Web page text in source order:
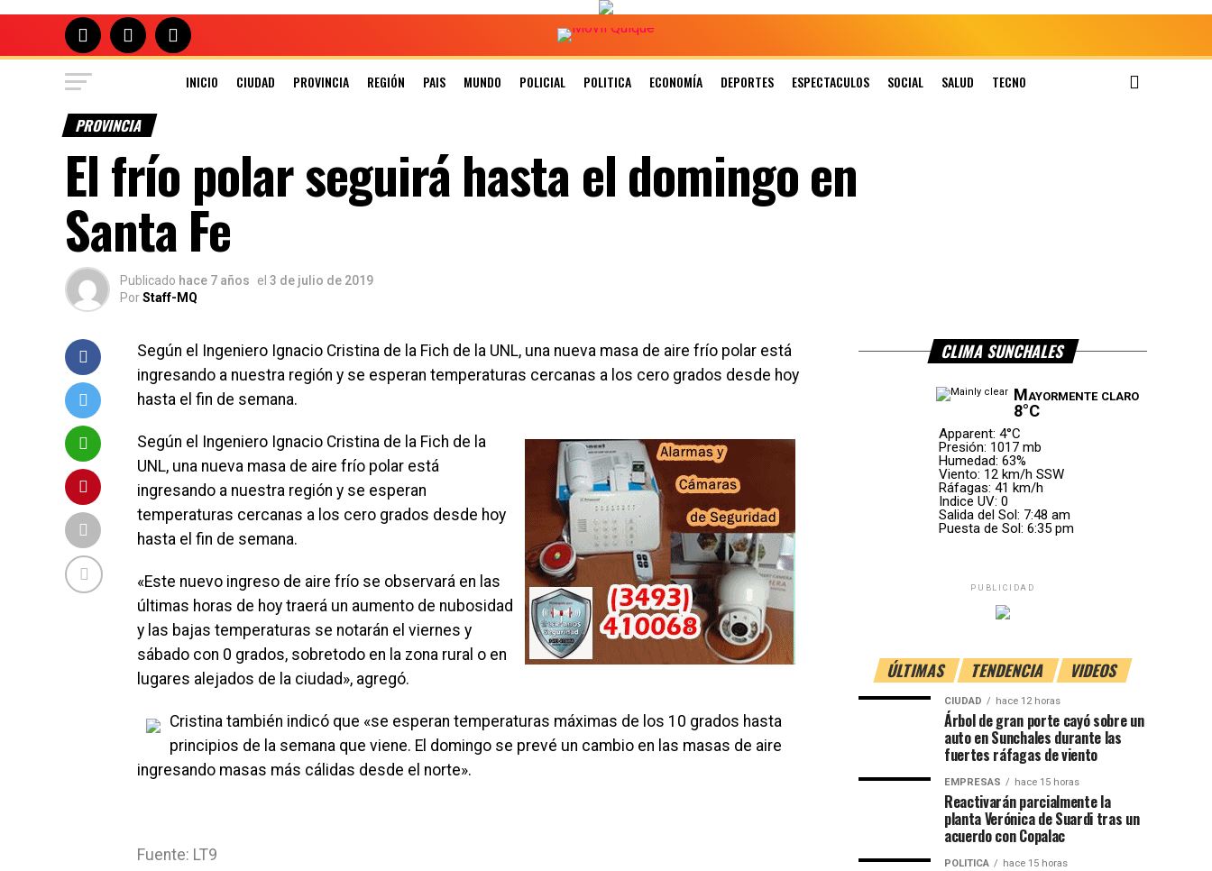
INICIO CIUDAD PROVINCIA REGIÓN PAIS MUNDO POLICIAL POLITICA ECONOMÍA DEPORTES ESPECTACULOS SOCIAL SALUD TECNO
PROVINCIA
El frío polar seguirá hasta el domingo en
Santa Fe
Publicado hace 7 años el 3 de julio de 2019
PorStaff-MQ
Según el Ingeniero Ignacio Cristina de la Fich de la UNL, una nueva masa de aire frío polar está
ingresando a nuestra región y se esperan temperaturas cercanas a los cero grados desde hoy
hasta el fin de semana.
Según el Ingeniero Ignacio Cristina de la Fich de la
UNL, una nueva masa de aire frío polar está
ingresando a nuestra región y se esperan
temperaturas cercanas a los cero grados desde hoy
hasta el fin de semana.
«Este nuevo ingreso de aire frío se observará en las
últimas horas de hoy traerá un aumento de nubosidad
y las bajas temperaturas se notarán el viernes y
sábado con 0 grados, sobretodo en la zona rural o en
lugares alejados de la ciudad», agregó.
Cristina también indicó que «se esperan temperaturas máximas de los 10 grados hasta
principios de la semana que viene. El domingo se prevé un cambio en las masas de aire
ingresando masas más cálidas desde el norte».
Fuente: LT9
CLIMA SUNCHALES
Mayormente claro
8°C
Apparent: 4°C
Presión: 1017 mb
Humedad: 63%
Viento: 12 km/h SSW
Ráfagas: 41 km/h
Indice UV: 0
Salida del Sol: 7:48 am
Puesta de Sol: 6:35 pm
PUBLICIDAD
ÚLTIMAS TENDENCIA VIDEOS
CIUDAD hace 12 horas
Árbol de gran porte cayó sobre un
auto en Sunchales durante las
fuertes ráfagas de viento
EMPRESAS hace 15 horas
Reactivarán parcialmente la
planta Verónica de Suardi tras un
acuerdo con Copalac
POLITICA hace 15 horas